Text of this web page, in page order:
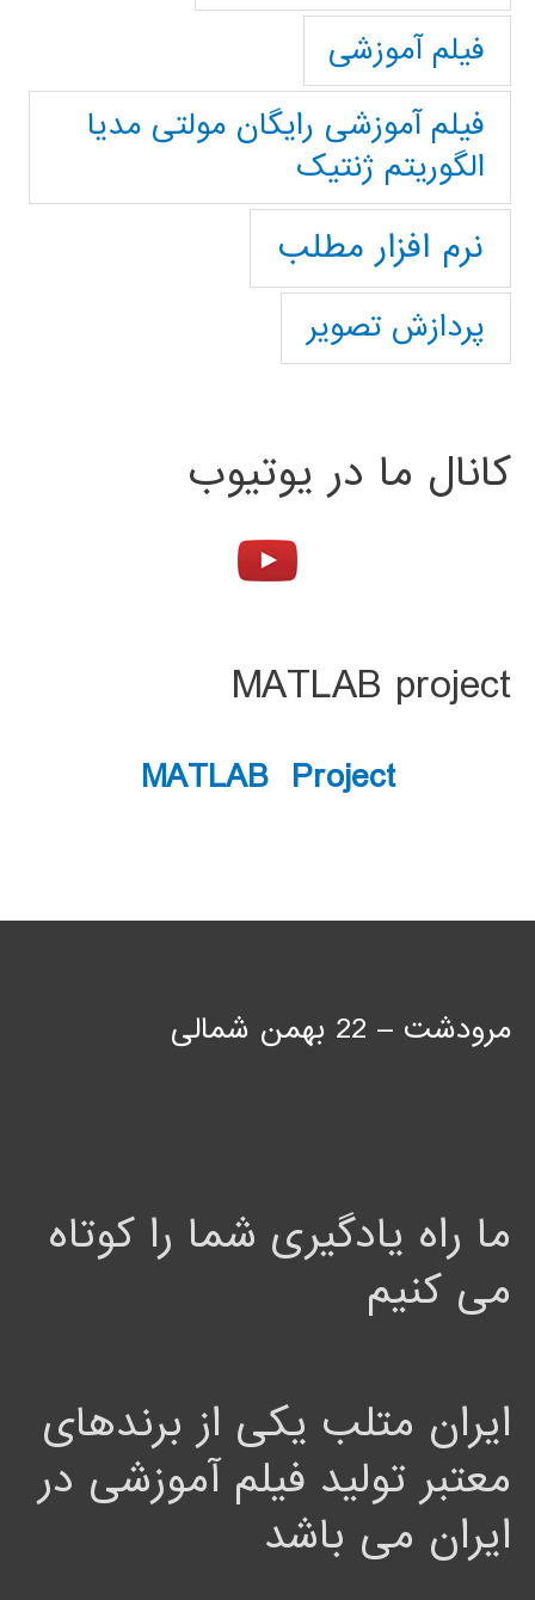
فیلم آموزشی
فیلم آموزشی رایگان مولتی مدیا
الگوریتم ژنتیک
نرم افزار مطلب
پردازش تصویر
کانال ما در یوتیوب
MATLAB project
MATLAB Project
مرودشت – 22 بهمن شمالی
ما راه یادگیری شما را کوتاه
می کنیم
ایران متلب یکی از برندهای
معتبر تولید فیلم آموزشی در
ایران می باشد